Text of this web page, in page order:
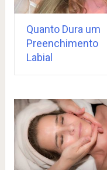
Quanto Dura um
Preenchimento
Labial